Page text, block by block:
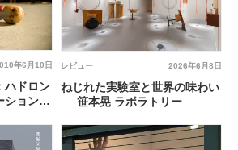
年6月10日
ハドロン
ション／
2026年6月8日
レビュー
ねじれた実験室と世界の味わい
──笹本晃 ラボラトリー